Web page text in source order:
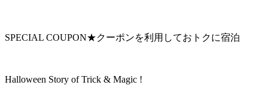
SPECIAL COUPON★クーポンを利用しておトクに宿泊
Halloween Story of Trick & Magic !